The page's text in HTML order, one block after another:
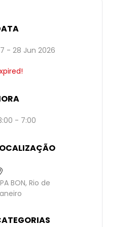
- 28 Jun 2026
- 7:00
BON, Rio de